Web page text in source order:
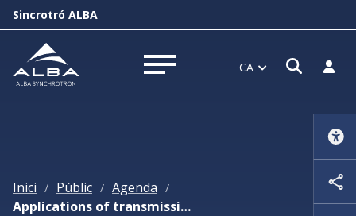
Sincrotró ALBA
Obrir menú CA Obrir
Inici / Públic / Agenda /
Applications of transmission x-ray microscopy to li-ion battery research